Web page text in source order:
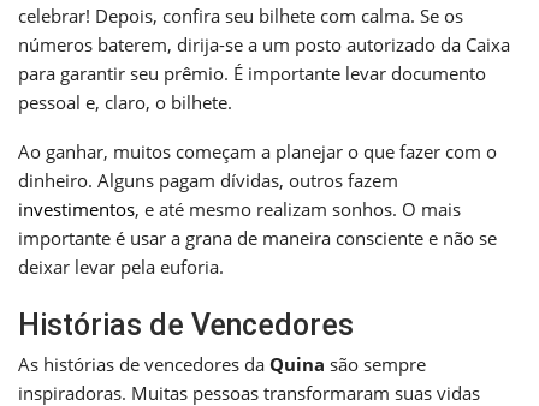
celebrar! Depois, confira seu bilhete com calma. Se os
números baterem, dirija-se a um posto autorizado da Caixa
para garantir seu prêmio. É importante levar documento
pessoal e, claro, o bilhete.
Ao ganhar, muitos começam a planejar o que fazer com o
dinheiro. Alguns pagam dívidas, outros fazem
investimentos, e até mesmo realizam sonhos. O mais
importante é usar a grana de maneira consciente e não se
deixar levar pela euforia.
Histórias de Vencedores
As histórias de vencedores da Quina são sempre
inspiradoras. Muitas pessoas transformaram suas vidas